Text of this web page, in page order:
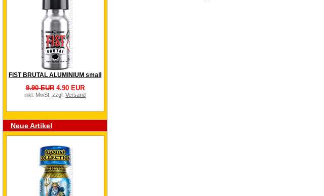
FIST BRUTAL ALUMINIUM small
9.90 EUR4.90 EUR
inkl. MwSt. zzgl. Versand
Neue Artikel